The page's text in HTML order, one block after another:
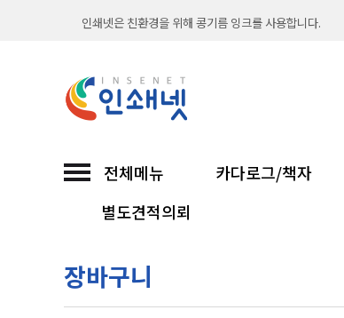
인쇄넷은 친환경을 위해 콩기름 잉크를 사용합니다.
직접 인쇄해서 납품까지 믿고 맡기는 인쇄넷...
인쇄넷 접수시 무통장입금은 입금확인후 진행합니다
인쇄넷은 친환경을 위해 콩기름 잉크를 사용합니다.
출력시스템과 옵셋 인쇄기를 보유하여 언제나 빠르고
전체메뉴 카다로그/책자
별도견적의뢰
장바구니